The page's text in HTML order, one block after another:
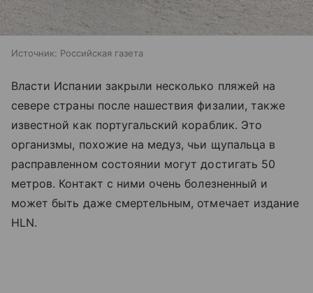
Источник: Российская газета
Власти Испании закрыли несколько пляжей на
севере страны после нашествия физалии, также
известной как португальский кораблик. Это
организмы, похожие на медуз, чьи щупальца в
расправленном состоянии могут достигать 50
метров. Контакт с ними очень болезненный и
может быть даже смертельным, отмечает издание
HLN.